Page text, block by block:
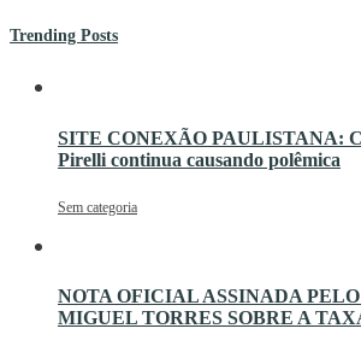
Trending Posts
SITE CONEXÃO PAULISTANA:
Pirelli continua causando polêmica
Sem categoria
NOTA OFICIAL ASSINADA
MIGUEL TORRES SOBRE A